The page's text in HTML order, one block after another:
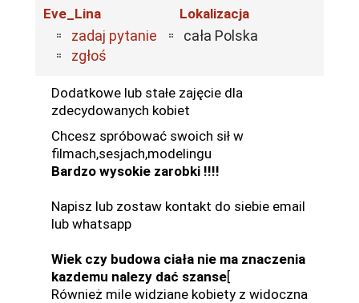
Eve_Lina
zadaj pytanie
zgłoś
Lokalizacja
cała Polska
Dodatkowe lub stałe zajęcie dla
zdecydowanych kobiet
Chcesz spróbować swoich sił w
filmach,sesjach,modelingu
Bardzo wysokie zarobki !!!!
Napisz lub zostaw kontakt do siebie email
lub whatsapp
Wiek czy budowa ciała nie ma znaczenia
kazdemu nalezy dać szanse[
Również mile widziane kobiety z widoczna